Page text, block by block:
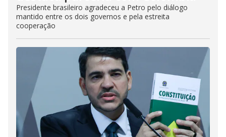
Presidente brasileiro agradeceu a Petro pelo diálogo
mantido entre os dois governos e pela estreita
cooperação